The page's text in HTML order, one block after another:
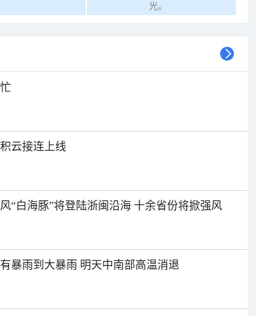
光。
云接连上线
“白海豚”将登陆浙闽沿海 十余省份将掀强风
暴雨到大暴雨 明天中南部高温消退